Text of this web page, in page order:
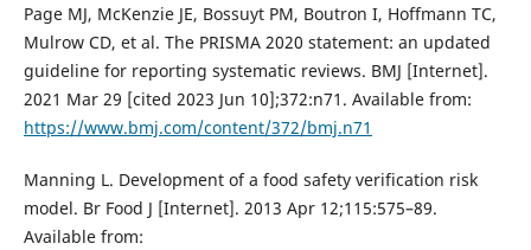
Page MJ, McKenzie JE, Bossuyt PM, Boutron I, Hoffmann TC,
Mulrow CD, et al. The PRISMA 2020 statement: an updated
guideline for reporting systematic reviews. BMJ [Internet].
2021 Mar 29 [cited 2023 Jun 10];372:n71. Available from:
https://www.bmj.com/content/372/bmj.n71
Manning L. Development of a food safety verification risk
model. Br Food J [Internet]. 2013 Apr 12;115:575–89.
Available from: